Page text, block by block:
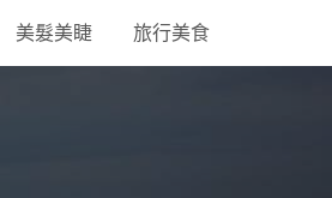
美髮美睫 旅行美食